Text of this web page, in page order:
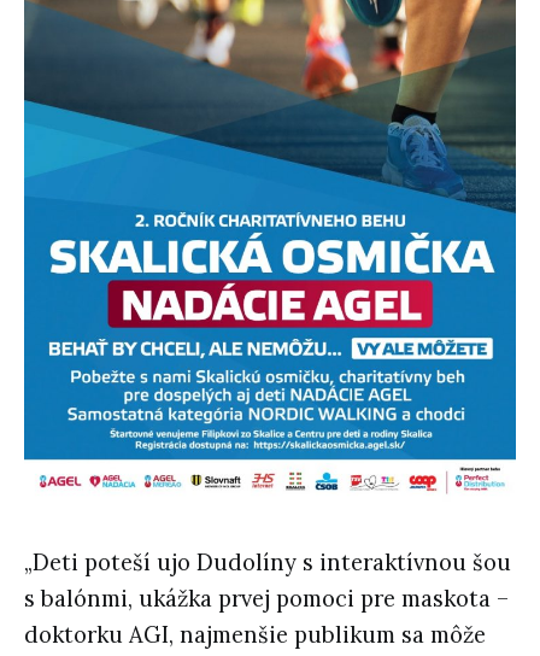
„Deti poteší ujo Dudolíny s interaktívnou šou
s balónmi, ukážka prvej pomoci pre maskota –
doktorku AGI, najmenšie publikum sa môže